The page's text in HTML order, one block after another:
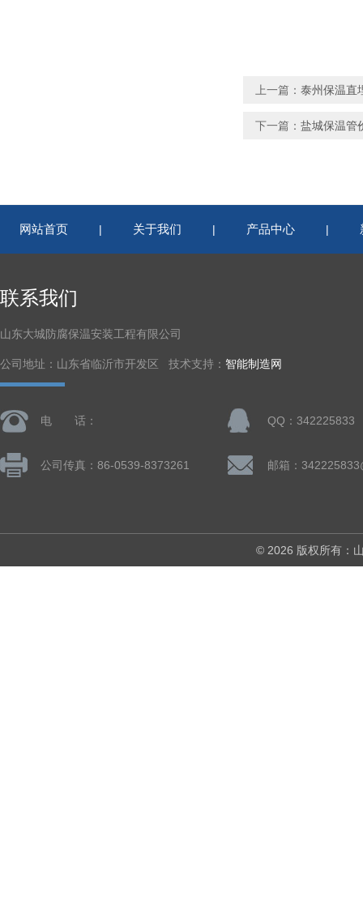
上一篇： 泰州保温直
下一篇： 盐城保温管
网站首页 | 关于我们 | 产品中心 |
联系我们
山东大城防腐保温安装工程有限公司
公司地址：山东省临沂市开发区 技术支持： 智能制造网
电 话： QQ：342225833
公司传真：86-0539-8373261 邮箱：
© 2026 版权所有：